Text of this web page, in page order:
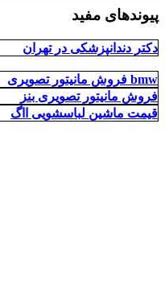
پیوندهای مفید
دکتر دندانپزشکی در تهران
فروش مانیتور تصویری bmw
فروش مانیتور تصویری بنز
قیمت ماشین لباسشویی ااگ